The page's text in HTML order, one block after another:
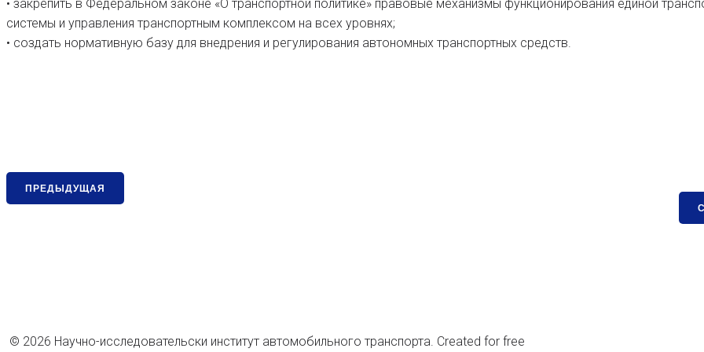
• закрепить в Федеральном законе «О транспортной политике» правовые механизмы функционирования единой
системы и управления транспортным комплексом на всех уровнях;
• создать нормативную базу для внедрения и регулирования автономных транспортных средств.
ПРЕДЫДУЩАЯ
© 2026 Научно-исследовательски институт автомобильного транспорта. Created for free